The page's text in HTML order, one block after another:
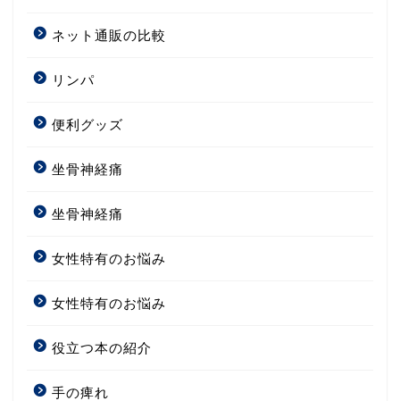
ネット通販の比較
リンパ
便利グッズ
坐骨神経痛
坐骨神経痛
女性特有のお悩み
女性特有のお悩み
役立つ本の紹介
手の痺れ